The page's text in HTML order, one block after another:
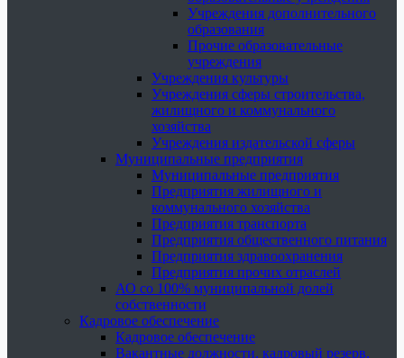
Учреждения дополнительного
образования
Прочие образовательные
учреждения
Учреждения культуры
Учреждения сферы строительства,
жилищного и коммунального
хозяйства
Учреждения издательской сферы
Муниципальные предприятия
Муниципальные предприятия
Предприятия жилищного и
коммунального хозяйства
Предприятия транспорта
Предприятия общественного питания
Предприятия здравоохранения
Предприятия прочих отраслей
АО со 100% муниципальной долей
собственности
Кадровое обеспечение
Кадровое обеспечение
Вакантные должности, кадровый резерв,